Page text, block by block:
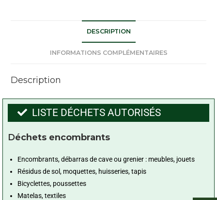
DESCRIPTION
INFORMATIONS COMPLÉMENTAIRES
Description
LISTE DÉCHETS AUTORISÉS
Déchets encombrants
Encombrants, débarras de cave ou grenier : meubles, jouets
Résidus de sol, moquettes, huisseries, tapis
Bicyclettes, poussettes
Matelas, textiles